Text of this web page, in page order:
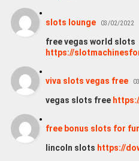
slots lounge 03/02/2022
free vegas world slots
https://
viva slots vegas free
vegas slots free
free bonus slots for
lincoln slots https://